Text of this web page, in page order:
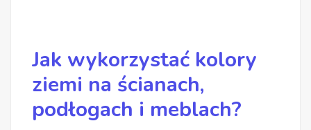
Jak wykorzystać kolory
ziemi na ścianach,
podłogach i meblach?